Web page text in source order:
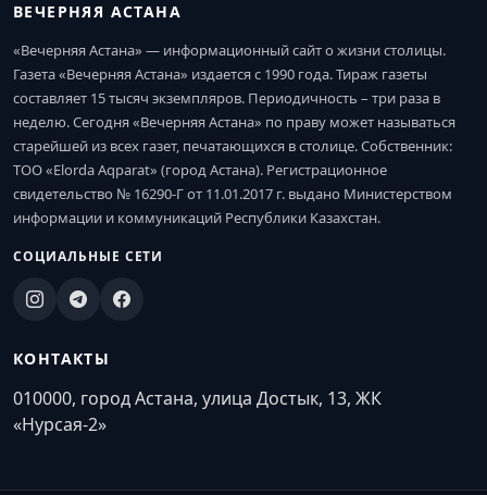
ВЕЧЕРНЯЯ АСТАНА
«Вечерняя Астана» — информационный сайт о жизни столицы.
Газета «Вечерняя Астана» издается с 1990 года. Тираж газеты
составляет 15 тысяч экземпляров. Периодичность – три раза в
неделю. Сегодня «Вечерняя Астана» по праву может называться
старейшей из всех газет, печатающихся в столице. Собственник:
ТОО «Elorda Aqparat» (город Астана). Регистрационное
свидетельство № 16290-Г от 11.01.2017 г. выдано Министерством
информации и коммуникаций Республики Казахстан.
СОЦИАЛЬНЫЕ СЕТИ
КОНТАКТЫ
010000, город Астана, улица Достык, 13, ЖК
«Нурсая-2»